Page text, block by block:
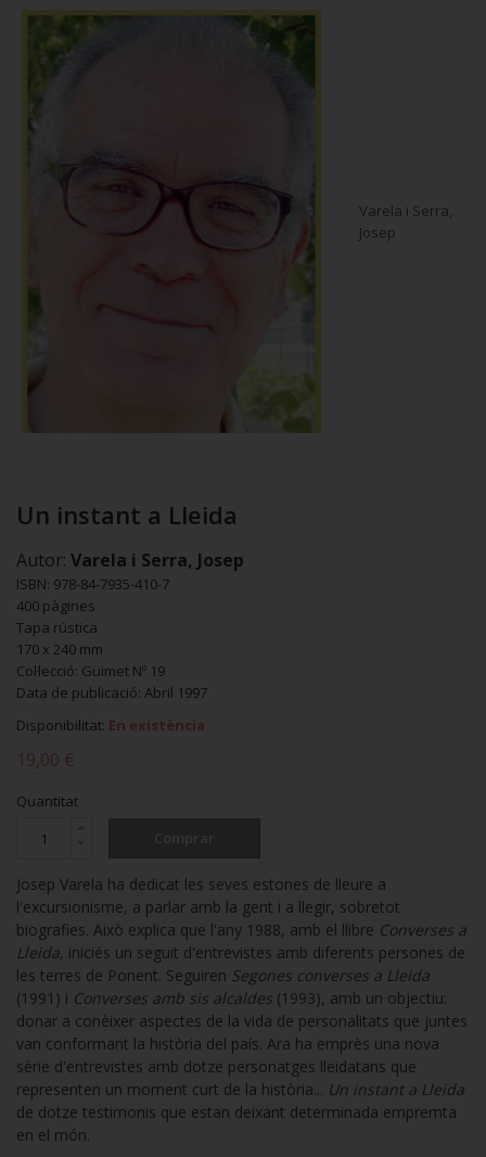
Varela i Serra,
Josep
Un instant a Lleida
Autor: Varela i Serra, Josep
ISBN: 978-84-7935-410-7
400 pàgines
Tapa rústica
170 x 240 mm
Col·lecció: Guimet Nº 19
Data de publicació: Abril 1997
Disponibilitat: En existència
19,00 €
Quantitat
Josep Varela ha dedicat les seves estones de lleure a
l'excursionisme, a parlar amb la gent i a llegir, sobretot
biografies. Això explica que l'any 1988, amb el llibre Converses a
Lleida, iniciés un seguit d'entrevistes amb diferents persones de
les terres de Ponent. Seguiren Segones converses a Lleida
(1991) i Converses amb sis alcaldes (1993), amb un objectiu:
donar a conèixer aspectes de la vida de personalitats que juntes
van conformant la història del país. Ara ha emprès una nova
sèrie d'entrevistes amb dotze personatges lleidatans que
representen un moment curt de la història... Un instant a Lleida
de dotze testimonis que estan deixant determinada empremta
en el món.